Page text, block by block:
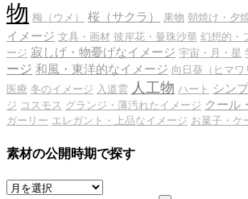
物 梅（ウメ） 桜（サクラ） 果物 朝焼け・夕
イメージ 文具・画材 彼岸花・曼珠沙華 幻想的・
ージ 寂しげ・物憂げなイメージ 宇宙・月・星
ージ 和風・東洋的なイメージ 向日葵（ヒマワ
医療 冬のイメージ 入道雲 人工物 ハート シン
ジ コスモス グランジ・薄汚れたイメージ クール
ガーリー エレガント・上品なイメージ お菓子・ケ
素材の公開時期で探す
素